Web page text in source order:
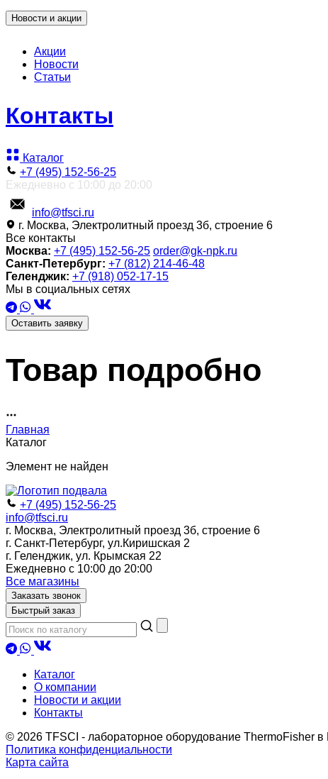
Новости и акции
Акции
Новости
Статьи
Контакты
Каталог
+7 (495) 152-56-25
Ежедневно с 10:00 до 20:00
info@tfsci.ru
г. Москва, Электролитный проезд 3б, строение 6
Все контакты
Москва: +7 (495) 152-56-25 order@gk-npk.ru
Санкт-Петербург: +7 (812) 214-46-48
Геленджик: +7 (918) 052-17-15
Мы в социальных сетях
Оставить заявку
Товар подробно
Главная
Каталог
Элемент не найден
+7 (495) 152-56-25
info@tfsci.ru
г. Москва, Электролитный проезд 3б, строение 6
г. Санкт-Петербург, ул.Киришская 2
г. Геленджик, ул. Крымская 22
Ежедневно с 10:00 до 20:00
Все магазины
Заказать звонок
Быстрый заказ
Каталог
О компании
Новости и акции
Контакты
© 2026 TFSCI - лабораторное оборудование ThermoFisher
Политика конфиденциальности
Карта сайта